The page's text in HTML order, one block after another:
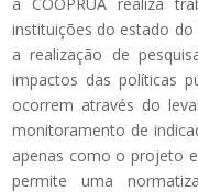
instituições do estado do
a realização de
impactos das políticas
ocorrem através do
monitoramento de
apenas como o projeto
permite uma